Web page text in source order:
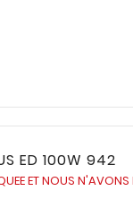
ED 100W 942
ET NOUS